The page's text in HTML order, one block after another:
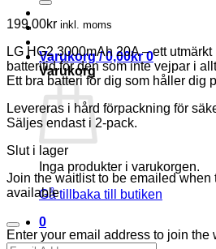
Varukorg /0,00kr 0
Varukorg
Inga produkter i varukorgen.
Gå tillbaka till butiken
0
199,00kr inkl. moms
LG HG2 3000mAh 20A – ett
batteritid för den som inte vejpar i
Ett bra batteri för dig som håller dig
Levereras i hård förpackning för
Säljes endast i 2-pack.
Slut i lager
Join the waitlist to be emailed when
available
Dismiss
notification
Enter your email address to join the